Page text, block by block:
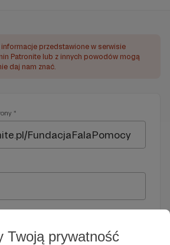
Twoją prywatność
informacje przedstawione w serwisie
Patronite lub z innych powodów mogą
daj nam znać.
*